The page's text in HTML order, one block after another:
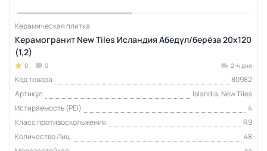
Керамическая плитка
Керамогранит New Tiles Исландия Абедул/берёза 20x120
(1,2)
0 0 2-4 дня
Код товара
80982
Артикул
Islandia, New Tiles
Истираемость (PEI)
4
Класс противоскольжения
R9
Количество Лиц
48